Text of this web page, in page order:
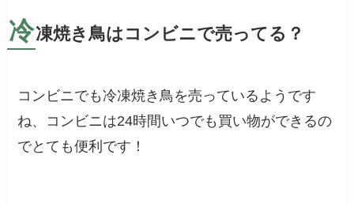
冷凍焼き鳥はコンビニで売ってる？
コンビニでも冷凍焼き鳥を売っているようです
ね、コンビニは24時間いつでも買い物ができるの
でとても便利です！